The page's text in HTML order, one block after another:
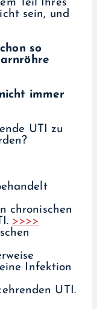
Teil Ihres
sein, und
so
immer
UTI zu
chronischen
>>>>
Infektion
UTI.